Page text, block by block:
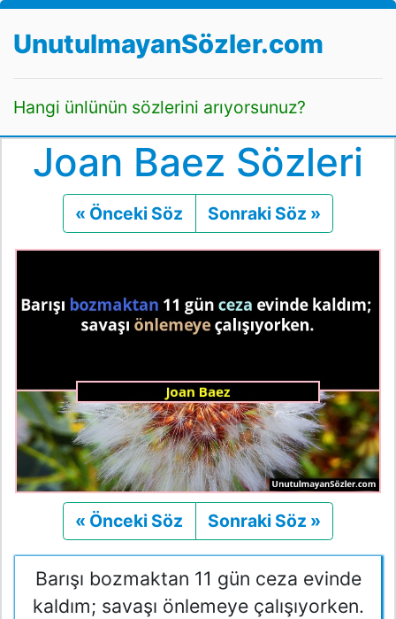
UnutulmayanSözler.com
Hangi ünlünün sözlerini arıyorsunuz?
Joan Baez Sözleri
« Önceki Söz Önceki
Sonraki Söz »
« Önceki Söz Önceki
Sonraki Söz »
Barışı bozmaktan 11 gün ceza evinde
kaldım; savaşı önlemeye çalışıyorken.